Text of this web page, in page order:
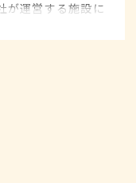
が運営する施設に
ともある。博物
しく学ぶことがで